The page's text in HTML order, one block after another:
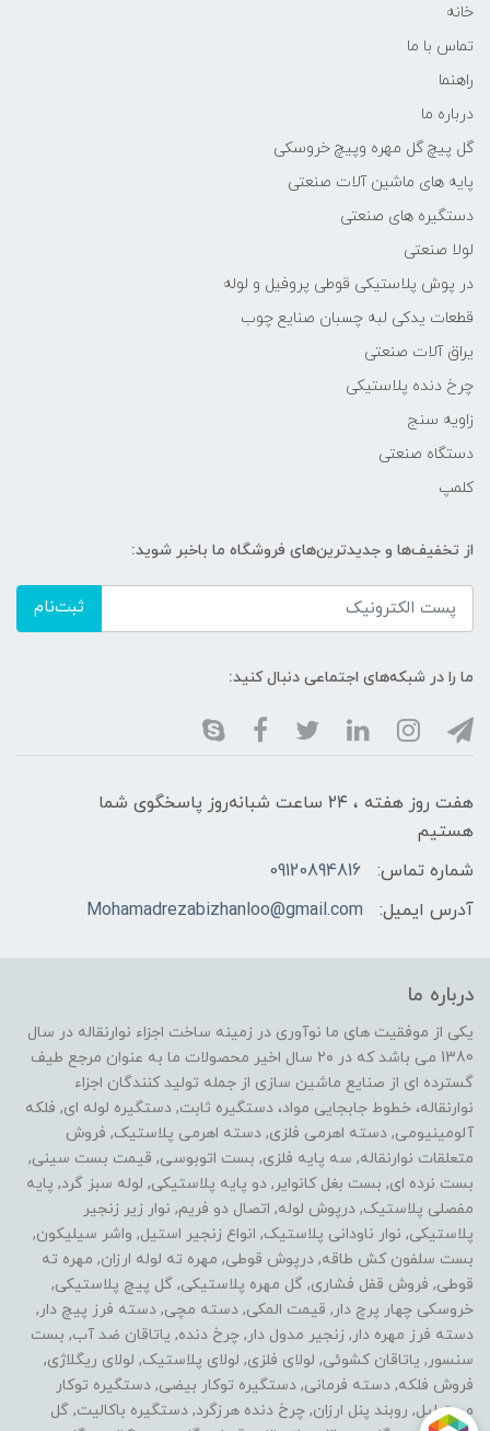
خانه
تماس با ما
راهنما
درباره ما
گل پیچ گل مهره وپیچ خروسکی
پایه های ماشین آلات صنعتی
دستگیره های صنعتی
لولا صنعتی
در پوش پلاستیکی قوطی پروفیل و لوله
قطعات یدکی لبه چسبان صنایع چوب
یراق آلات صنعتی
چرخ دنده پلاستیکی
زاویه سنج
دستگاه صنعتی
کلمپ
از تخفیف‌ها و جدیدترین‌های فروشگاه ما باخبر شوید:
ثبت‌نام
ما را در شبکه‌های اجتماعی دنبال کنید:
هفت روز هفته ، ۲۴ ساعت شبانه‌روز پاسخگوی شما
هستیم
شماره تماس:
09120894816
آدرس ایمیل:
Mohamadrezabizhanloo@gmail.com
درباره ما
یکی از موفقیت های ما نوآوری در زمینه ساخت اجزاء نوارنقاله در سال
1380 می باشد که در ۲۰ سال اخیر محصولات ما به عنوان مرجع طیف
گسترده ای از صنایع ماشین سازی از جمله تولید کنندگان اجزاء
نوارنقاله، خطوط جابجایی مواد، دستگیره ثابت, دستگیره لوله ای, فلکه
آلومینیومی, دسته اهرمی فلزی, دسته اهرمی پلاستیک, فروش
متعلقات نوارنقاله, سه پایه فلزی, بست اتوبوسی, قیمت بست سینی,
بست نرده ای, بست بغل کانوایر, دو پایه پلاستیکی, لوله سبز گرد, پایه
مفصلی پلاستیک, درپوش لوله, اتصال دو فریم, نوار زیر زنجیر
پلاستیکی, نوار ناودانی پلاستیک, انواع زنجیر استیل, واشر سیلیکون,
بست سلفون کش طاقه, درپوش قوطی, مهره ته لوله ارزان, مهره ته
قوطی, فروش قفل فشاری, گل مهره پلاستیکی, گل پیچ پلاستیکی,
خروسکی چهار پرچ دار, قیمت المکی, دسته مچی, دسته فرز پیچ دار,
دسته فرز مهره دار, زنجیر مدول دار, چرخ دنده, یاتاقان ضد آب, بست
سنسور, یاتاقان کشوئی, لولای فلزی, لولای پلاستیک, لولای ریگلاژی,
فروش فلکه, دسته فرمانی, دستگیره توکار بیضی, دستگیره توکار
مستطیل, روبند پنل ارزان, چرخ دنده هرزگرد, دستگیره باکالیت, گل